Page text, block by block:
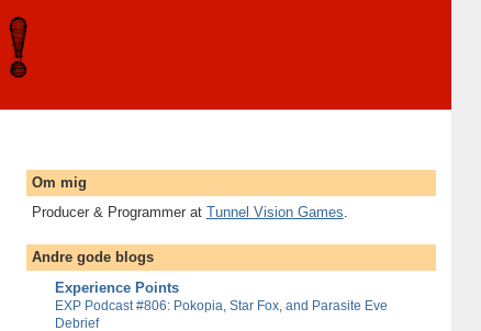
Om mig
Producer & Programmer at Tunnel Vision Games
Andre gode blogs
Experience Points
EXP Podcast #806: Pokopia, Star Fox, and Parasite Eve
Debrief